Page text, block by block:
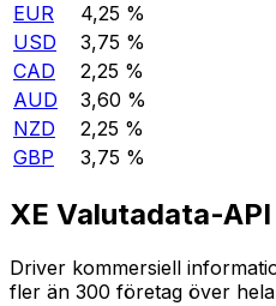
EUR
4,25 %
USD
3,75 %
CAD
2,25 %
AUD
3,60 %
NZD
2,25 %
GBP
3,75 %
XE Valutadata-API
Driver kommersiell
fler än 300 företag över